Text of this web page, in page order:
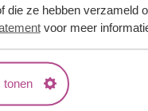
die ze hebben verzameld
voor meer
tonen